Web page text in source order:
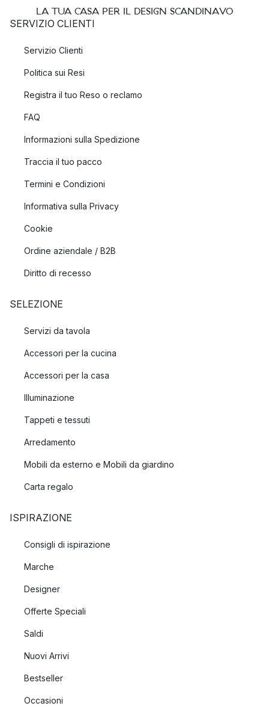
LA TUA CASA PER IL DESIGN SCANDINAVO
SERVIZIO CLIENTI
Servizio Clienti
Politica sui Resi
Registra il tuo Reso o reclamo
FAQ
Informazioni sulla Spedizione
Traccia il tuo pacco
Termini e Condizioni
Informativa sulla Privacy
Cookie
Ordine aziendale / B2B
Diritto di recesso
SELEZIONE
Servizi da tavola
Accessori per la cucina
Accessori per la casa
Illuminazione
Tappeti e tessuti
Arredamento
Mobili da esterno e Mobili da giardino
Carta regalo
ISPIRAZIONE
Consigli di ispirazione
Marche
Designer
Offerte Speciali
Saldi
Nuovi Arrivi
Bestseller
Occasioni